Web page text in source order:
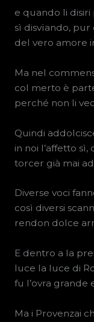
e quando li disiri
sì disvïando, pur
del vero amore
Ma nel
col merto è
perché non li
Quindi
in noi l’affetto
torcer già mai
Diverse voci
così diversi
rendon dolce
E dentro a la
luce la luce di
fu l’ovra grande
Ma i Provenzai